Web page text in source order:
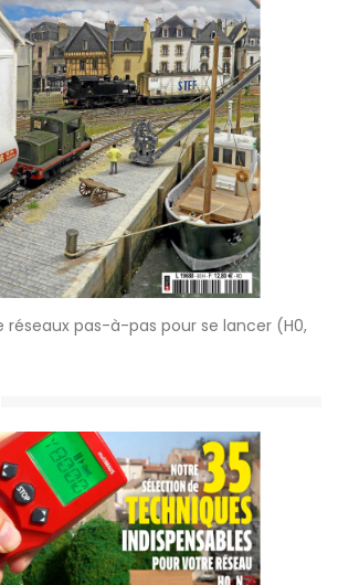
réseaux pas-à-pas pour se lancer (H0,